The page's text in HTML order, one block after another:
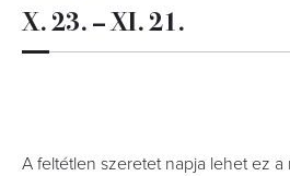
X. 23. – XI. 21.
A feltétlen szeretet napja lehet ez a